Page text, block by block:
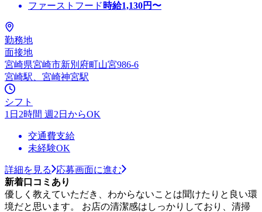
ファーストフード 時給1,130円〜
勤務地
面接地
宮崎県宮崎市新別府町山宮986-6
宮崎駅、宮崎神宮駅
シフト
1日2時間 週2日からOK
交通費支給
未経験OK
詳細を見る
応募画面に進む
新着口コミあり
優しく教えていただき、わからないことは聞けたりと良い環
境だと思います。 お店の清潔感はしっかりしており、清掃